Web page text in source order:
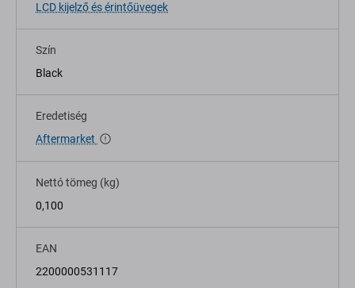
LCD kijelző és érintőüvegek
Szín
Black
Eredetiség
Aftermarket
Nettó tömeg (kg)
0,100
EAN
2200000531117